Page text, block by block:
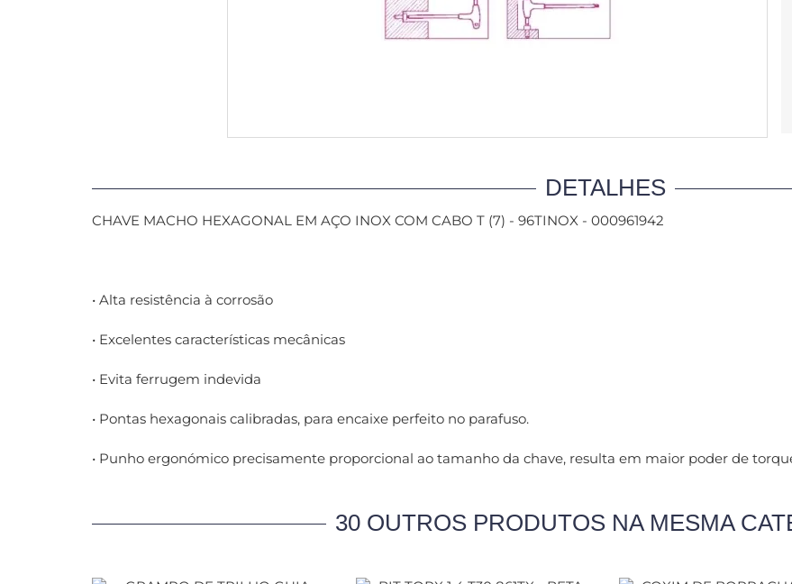
DETALHES
CHAVE MACHO HEXAGONAL EM AÇO INOX COM CABO T (7) - 96TINOX - 000961942
• Alta resistência à corrosão
• Excelentes características mecânicas
• Evita ferrugem indevida
• Pontas hexagonais calibradas, para encaixe perfeito no parafuso.
• Punho ergonómico precisamente proporcional ao tamanho da chave, resulta em maior poder de
30 OUTROS PRODUTOS NA MESMA